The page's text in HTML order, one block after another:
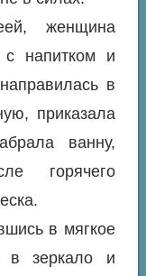
женщина
напитком и
в
приказала
ванну,
горячего
в мягкое
в зеркало и